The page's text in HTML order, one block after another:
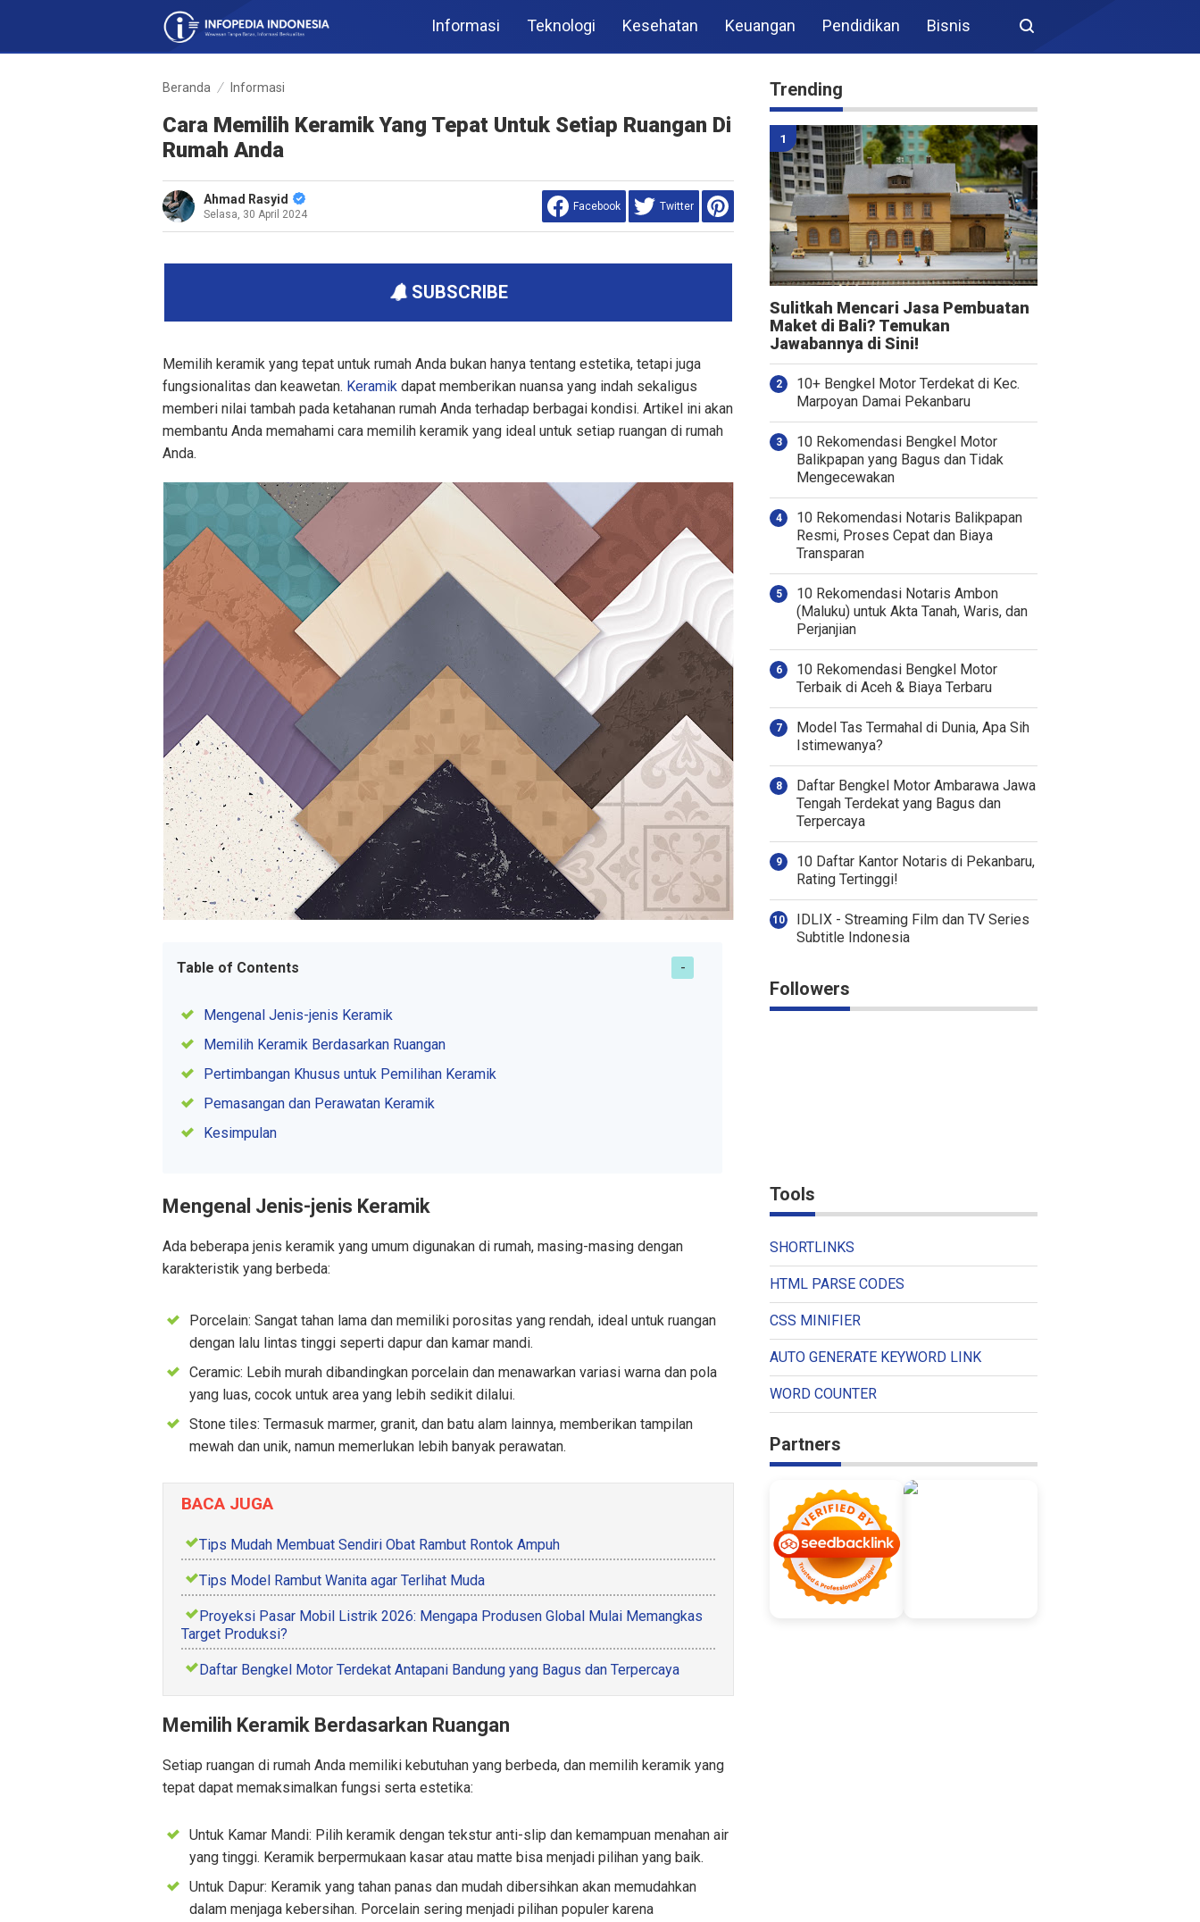
Informasi Teknologi Kesehatan Keuangan Pendidikan Bisnis
Beranda Informasi
Cara Memilih Keramik Yang Tepat Untuk Setiap Ruangan Di
Rumah Anda
Ahmad Rasyid
Selasa, 30 April 2024
Facebook Twitter
SUBSCRIBE
Memilih keramik yang tepat untuk rumah Anda bukan hanya tentang estetika, tetapi juga
fungsionalitas dan keawetan. Keramik dapat memberikan nuansa yang indah sekaligus
memberi nilai tambah pada ketahanan rumah Anda terhadap berbagai kondisi. Artikel ini akan
membantu Anda memahami cara memilih keramik yang ideal untuk setiap ruangan di rumah
Anda.
Table of Contents
Mengenal Jenis-jenis Keramik
Memilih Keramik Berdasarkan Ruangan
Pertimbangan Khusus untuk Pemilihan Keramik
Pemasangan dan Perawatan Keramik
Kesimpulan
Mengenal Jenis-jenis Keramik
Ada beberapa jenis keramik yang umum digunakan di rumah, masing-masing dengan
karakteristik yang berbeda:
Porcelain: Sangat tahan lama dan memiliki porositas yang rendah, ideal untuk ruangan
dengan lalu lintas tinggi seperti dapur dan kamar mandi.
Ceramic: Lebih murah dibandingkan porcelain dan menawarkan variasi warna dan pola
yang luas, cocok untuk area yang lebih sedikit dilalui.
Stone tiles: Termasuk marmer, granit, dan batu alam lainnya, memberikan tampilan
mewah dan unik, namun memerlukan lebih banyak perawatan.
BACA JUGA
Tips Mudah Membuat Sendiri Obat Rambut Rontok Ampuh
Tips Model Rambut Wanita agar Terlihat Muda
Proyeksi Pasar Mobil Listrik 2026: Mengapa Produsen Global Mulai Memangkas
Target Produksi?
Daftar Bengkel Motor Terdekat Antapani Bandung yang Bagus dan Terpercaya
Memilih Keramik Berdasarkan Ruangan
Setiap ruangan di rumah Anda memiliki kebutuhan yang berbeda, dan memilih keramik yang
tepat dapat memaksimalkan fungsi serta estetika:
Untuk Kamar Mandi: Pilih keramik dengan tekstur anti-slip dan kemampuan menahan air
yang tinggi. Keramik berpermukaan kasar atau matte bisa menjadi pilihan yang baik.
Untuk Dapur: Keramik yang tahan panas dan mudah dibersihkan akan memudahkan
dalam menjaga kebersihan. Porcelain sering menjadi pilihan populer karena
Trending
Sulitkah Mencari Jasa Pembuatan
Maket di Bali? Temukan
Jawabannya di Sini!
10+ Bengkel Motor Terdekat di Kec.
Marpoyan Damai Pekanbaru
10 Rekomendasi Bengkel Motor
Balikpapan yang Bagus dan Tidak
Mengecewakan
10 Rekomendasi Notaris Balikpapan
Resmi, Proses Cepat dan Biaya
Transparan
10 Rekomendasi Notaris Ambon
(Maluku) untuk Akta Tanah, Waris, dan
Perjanjian
10 Rekomendasi Bengkel Motor
Terbaik di Aceh & Biaya Terbaru
Model Tas Termahal di Dunia, Apa Sih
Istimewanya?
Daftar Bengkel Motor Ambarawa Jawa
Tengah Terdekat yang Bagus dan
Terpercaya
10 Daftar Kantor Notaris di Pekanbaru,
Rating Tertinggi!
IDLIX - Streaming Film dan TV Series
Subtitle Indonesia
Followers
Tools
SHORTLINKS
HTML PARSE CODES
CSS MINIFIER
AUTO GENERATE KEYWORD LINK
WORD COUNTER
Partners